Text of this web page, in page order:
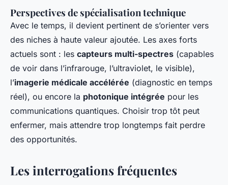
Perspectives de spécialisation technique
Avec le temps, il devient pertinent de s’orienter vers
des niches à haute valeur ajoutée. Les axes forts
actuels sont : les capteurs multi-spectres (capables
de voir dans l’infrarouge, l’ultraviolet, le visible),
l’imagerie médicale accélérée (diagnostic en temps
réel), ou encore la photonique intégrée pour les
communications quantiques. Choisir trop tôt peut
enfermer, mais attendre trop longtemps fait perdre
des opportunités.
Les interrogations fréquentes